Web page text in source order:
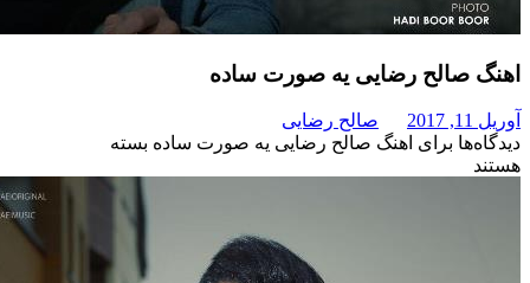
رضایی یه صورت ساده
صالح رضایی
برای اهنگ صالح رضایی یه صورت سادهبسته